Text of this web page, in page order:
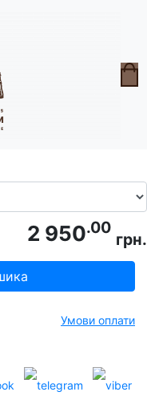
мл
2 950.00
грн.
Умови оплати